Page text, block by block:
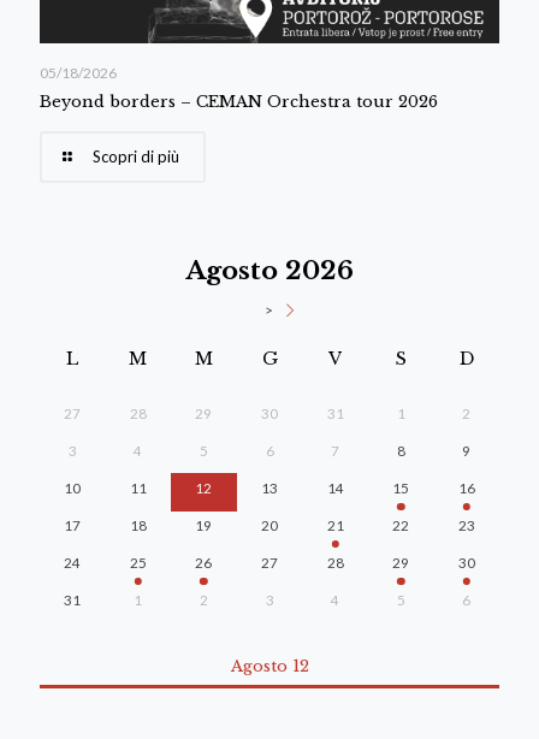
05/18/2026
Beyond borders – CEMAN Orchestra tour 2026
Scopri di più
Agosto 2026
>
L M M G V S D
27 28 29 30 31 1 2
3 4 5 6 7 8 9
10 11 12 13 14 15 16
17 18 19 20 21 22 23
24 25 26 27 28 29 30
31 1 2 3 4 5 6
Agosto 12